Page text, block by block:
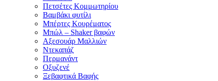
Πετσέτες Κομμωτηρίου
Βαμβάκι φυτίλι
Μπέρτες Κουρέματος
Μπώλ – Shaker βαφών
Αξεσουάρ Μαλλιών
Ντεκαπάζ
Περμανάντ
Οξυζενέ
Ξεβαφτικά Βαφής